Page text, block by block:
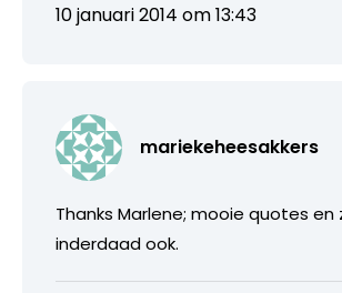
10 januari 2014 om 13:43
mariekeheesakkers
Thanks Marlene; mooie quotes en
inderdaad ook.